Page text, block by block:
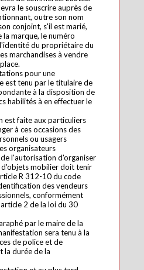
le souscrire auprès de
outre son nom
conjoint, s'il est marié,
la marque, le numéro
du propriétaire du
marchandises à vendre
pour une
est tenu par le titulaire de
à la disposition de
habilités à en effectuer le
est faite aux particuliers
à ces occasions des
ou usagers
organisateurs
l'autorisation d'organiser
d'objets mobilier doit tenir
R 312-10 du code
des vendeurs
conformément
2 de la loi du 30
par le maire de la
sera tenu à la
de police et de
la durée de la